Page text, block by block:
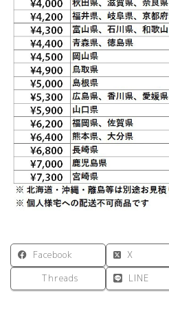
オ
フ
ィ
Facebook X
Threads
LINE